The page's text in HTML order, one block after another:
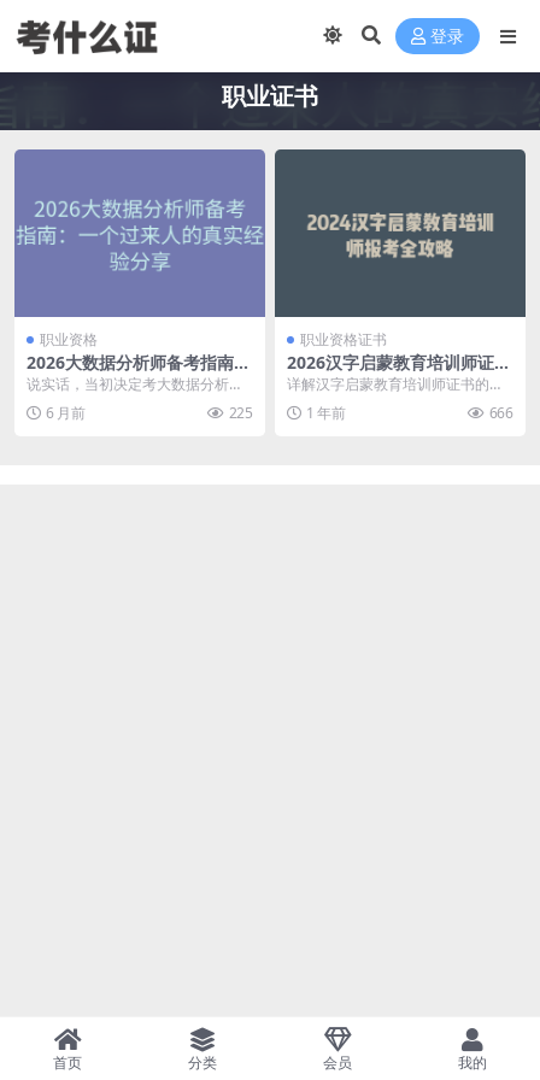
登录
职业证书
职业资格
2026大数据分析师备考指南：
一个过来人的真实经验分享
说实话，当初决定考大数据分析师
这个证的时候，我也是一头雾水。
网上信息太杂了，培训...
6 月前 225
职业资格证书
2026汉字启蒙教育培训师证书
报考攻略：教孩子认字写字的
详解汉字启蒙教育培训师证书的报
考条件、考试内容、证书价值和就
业前景，帮你判断是否...
1 年前 666
首页 分类 会员 我的